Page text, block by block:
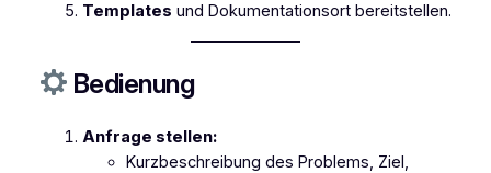
Templates und Dokumentationsort bereitstellen.
Bedienung
Anfrage stellen:
Kurzbeschreibung des Problems, Ziel,